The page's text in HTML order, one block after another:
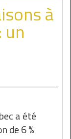
à
a été
de 6 %